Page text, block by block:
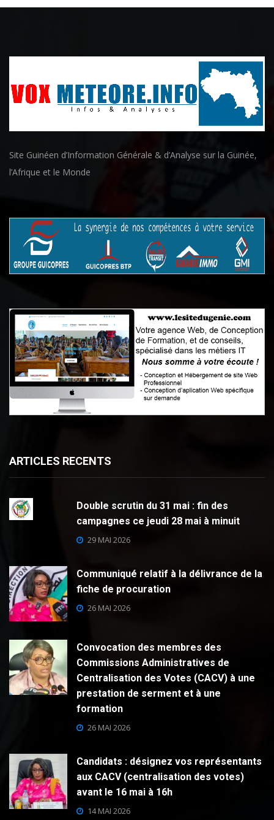
Site Guinéen d’Information Générale & d’Analyse sur la Guinée,
l’Afrique et le Monde
ARTICLES RECENTS
Double scrutin du 31 mai : fin des
campagnes ce jeudi 28 mai à minuit
29 MAI 2026
Communiqué relatif à la délivrance de la
fiche de procuration
26 MAI 2026
Convocation des membres des
Commissions Administratives de
Centralisation des Votes (CACV) à une
prestation de serment et à une
formation
26 MAI 2026
Candidats : désignez vos représentants
aux CACV (centralisation des votes)
avant le 16 mai à 16h
14 MAI 2026